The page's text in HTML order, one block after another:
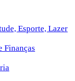
Esporte, Lazer
Finanças